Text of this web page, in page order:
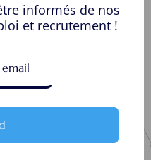
cherchent à se connecter au
informés de nos
et recrutement !